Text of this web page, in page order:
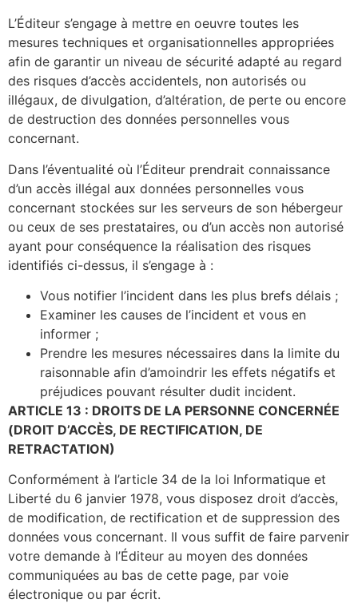
L’Éditeur s’engage à mettre en oeuvre toutes les
mesures techniques et organisationnelles appropriées
afin de garantir un niveau de sécurité adapté au regard
des risques d’accès accidentels, non autorisés ou
illégaux, de divulgation, d’altération, de perte ou encore
de destruction des données personnelles vous
concernant.
Dans l’éventualité où l’Éditeur prendrait connaissance
d’un accès illégal aux données personnelles vous
concernant stockées sur les serveurs de son hébergeur
ou ceux de ses prestataires, ou d’un accès non autorisé
ayant pour conséquence la réalisation des risques
identifiés ci-dessus, il s’engage à :
Vous notifier l’incident dans les plus brefs délais ;
Examiner les causes de l’incident et vous en
informer ;
Prendre les mesures nécessaires dans la limite du
raisonnable afin d’amoindrir les effets négatifs et
préjudices pouvant résulter dudit incident.
ARTICLE 13 : DROITS DE LA PERSONNE CONCERNÉE
(DROIT D’ACCÈS, DE RECTIFICATION, DE
RETRACTATION)
Conformément à l’article 34 de la loi Informatique et
Liberté du 6 janvier 1978, vous disposez droit d’accès,
de modification, de rectification et de suppression des
données vous concernant. Il vous suffit de faire parvenir
votre demande à l’Éditeur au moyen des données
communiquées au bas de cette page, par voie
électronique ou par écrit.